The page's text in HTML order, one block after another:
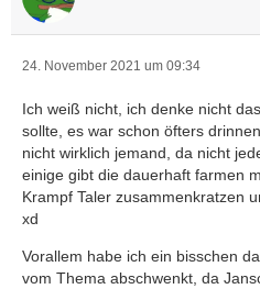
24. November 2021 um 09:34
Ich weiß nicht, ich denke nicht
sollte, es war schon öfters
nicht wirklich jemand, da nicht
einige gibt die dauerhaft farmen
Krampf Taler zusammenkratzen
xd
Vorallem habe ich ein bisschen
vom Thema abschwenkt, da